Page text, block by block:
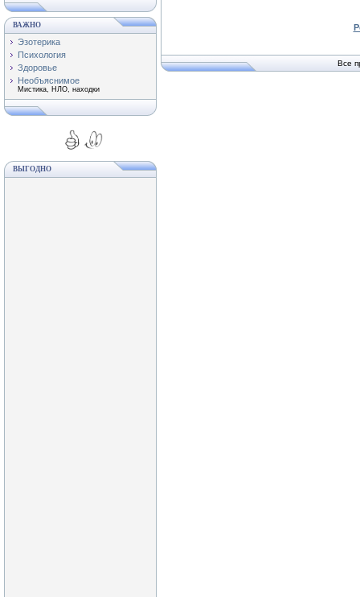
ВАЖНО
Эзотерика
Психология
Здоровье
Необъяснимое
Мистика, НЛО, находки
ВЫГОДНО
Все